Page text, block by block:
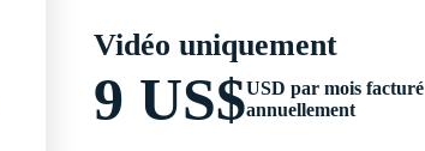
Vidéo uniquement
9 US$USD par mois facturé
annuellement